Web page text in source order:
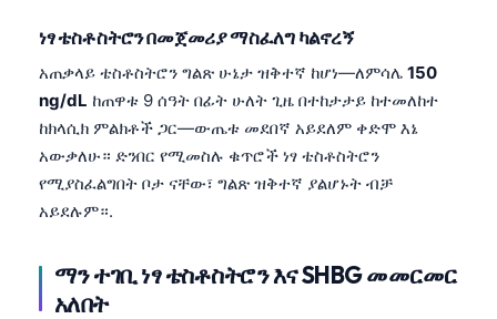
ነፃ ቴስቶስትሮን በመጀመሪያ ማስፈለግ ካልኖረኝ
አጠቃላይ ቴስቶስትሮን ግልጽ ሁኔታ ዝቅተኛ ከሆነ—ለምሳሌ 150
ng/dL ከጠዋቱ 9 ሰዓት በፊት ሁለት ጊዜ በተከታታይ ከተመለከተ
ከክላሲክ ምልክቶች ጋር—ውጤቱ መደበኛ አይደለም ቀድሞ እኔ
አውቃለሁ። ድንበር የሚመስሉ ቁጥሮች ነፃ ቴስቶስትሮን
የሚያስፈልግበት ቦታ ናቸው፣ ግልጽ ዝቅተኛ ያልሆኑት ብቻ
አይደሉም።.
ማን ተገቢ ነፃ ቴስቶስትሮን እና SHBG መመርመር
አለበት